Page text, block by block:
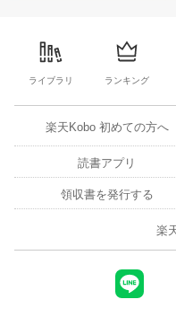
ライブラリ ランキング
楽天Kobo 初めての方へ
読書アプリ
領収書を発行する
楽